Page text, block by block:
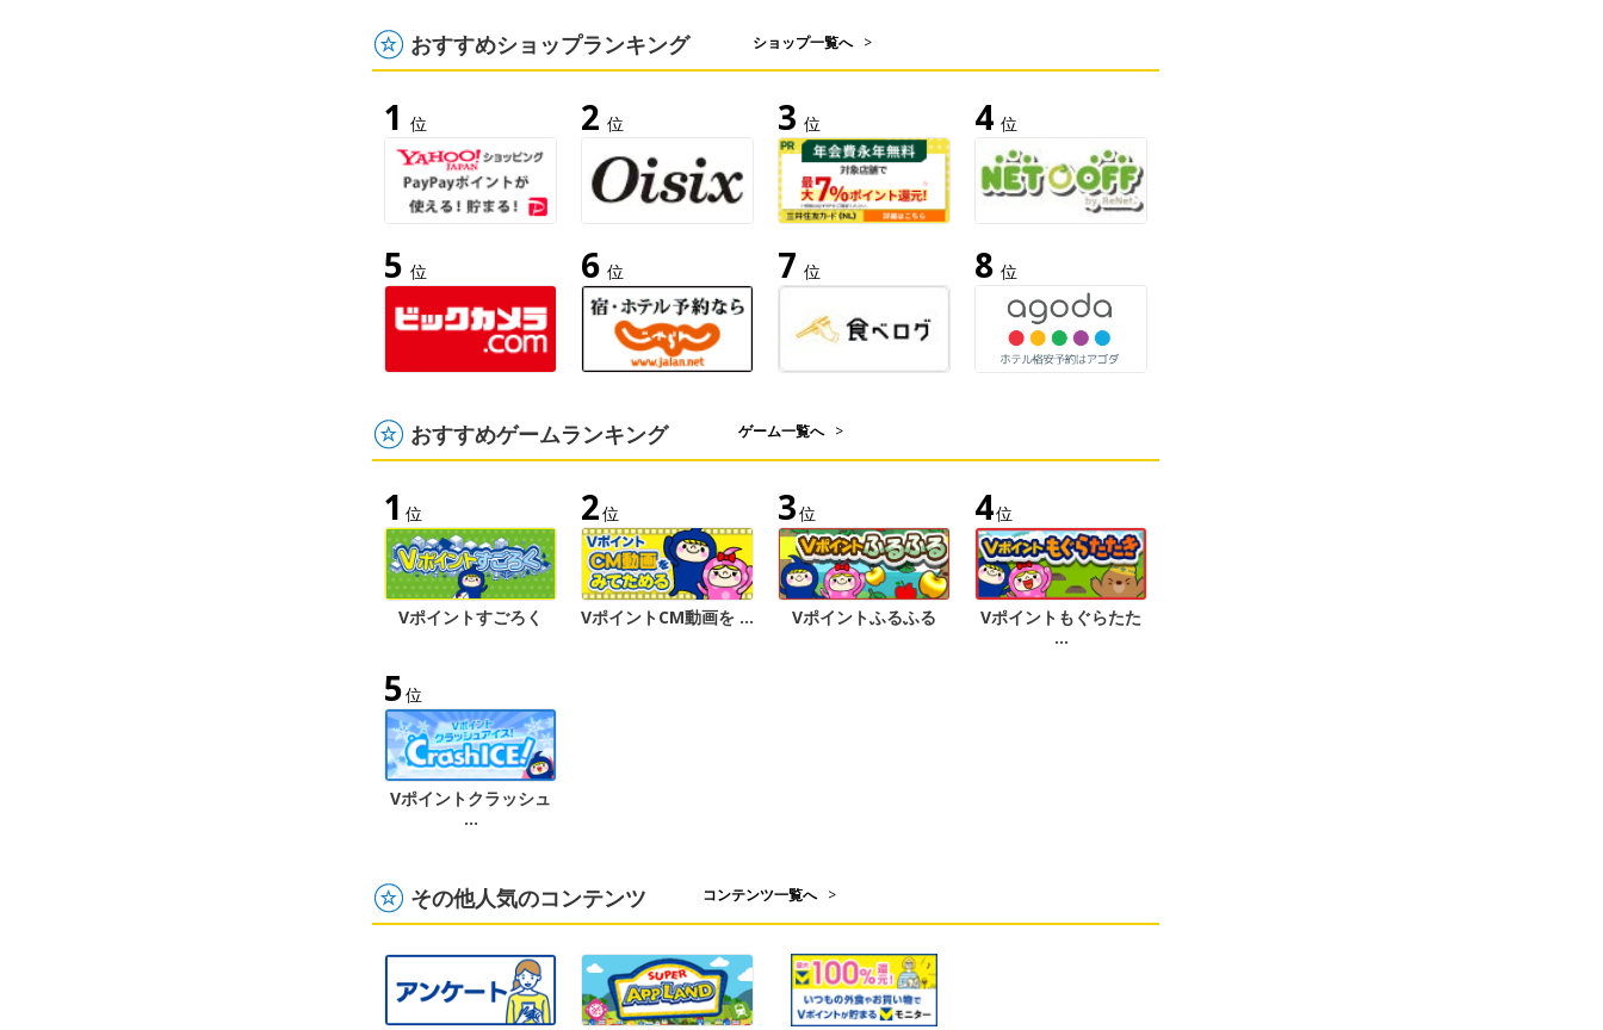
おすすめショップランキング ショップ一覧へ >
1 位 2 位 3 位 4 位
5 位 6 位 7 位 8 位
おすすめゲームランキング ゲーム一覧へ >
1 位
Vポイントすごろく
2位
VポイントCM動画を …
3位
Vポイントふるふる
4位
Vポイントもぐらたた
…
5位
Vポイントクラッシュ
…
その他人気のコンテンツ コンテンツ一覧へ >